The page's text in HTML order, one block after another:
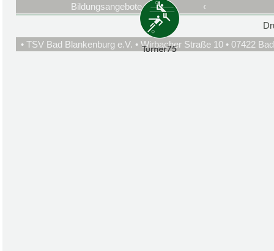
Bildungsangebote
‹
• TSV Bad Blankenburg e.V. • Wirbacher Straße 10 • 07422